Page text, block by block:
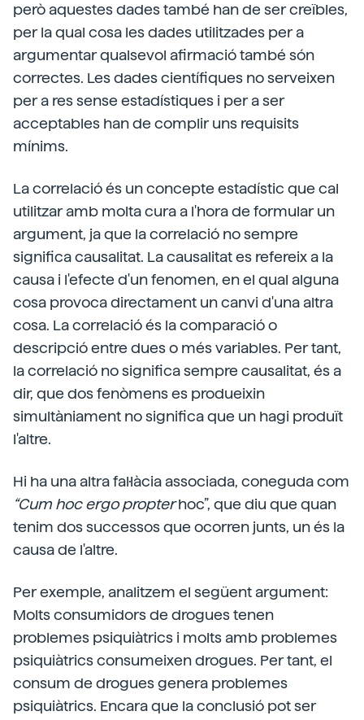
però aquestes dades també han de ser creïbles,
per la qual cosa les dades utilitzades per a
argumentar qualsevol afirmació també són
correctes. Les dades científiques no serveixen
per a res sense estadístiques i per a ser
acceptables han de complir uns requisits
mínims.
La correlació és un concepte estadístic que cal
utilitzar amb molta cura a l'hora de formular un
argument, ja que la correlació no sempre
significa causalitat. La causalitat es refereix a la
causa i l'efecte d'un fenomen, en el qual alguna
cosa provoca directament un canvi d'una altra
cosa. La correlació és la comparació o
descripció entre dues o més variables. Per tant,
la correlació no significa sempre causalitat, és a
dir, que dos fenòmens es produeixin
simultàniament no significa que un hagi produït
l'altre.
Hi ha una altra fal·làcia associada, coneguda com
“Cum hoc ergo propterhoc”, que diu que quan
tenim dos successos que ocorren junts, un és la
causa de l'altre.
Per exemple, analitzem el següent argument:
Molts consumidors de drogues tenen
problemes psiquiàtrics i molts amb problemes
psiquiàtrics consumeixen drogues. Per tant, el
consum de drogues genera problemes
psiquiàtrics. Encara que la conclusió pot ser